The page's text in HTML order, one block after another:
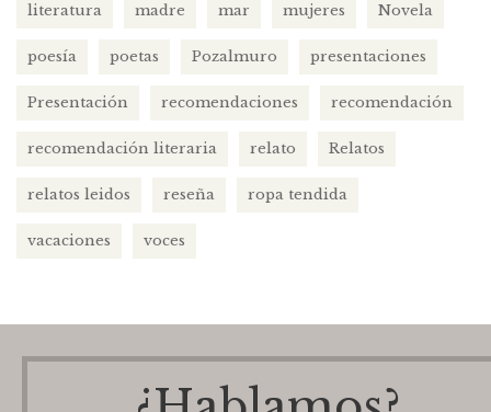
literatura madre mar mujeres Novela
poesía poetas Pozalmuro presentaciones
Presentación recomendaciones recomendación
recomendación literaria relato Relatos
relatos leidos reseña ropa tendida
vacaciones voces